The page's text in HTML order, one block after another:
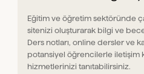
Eğitim ve öğretim sektöründe
sitenizi oluşturarak bilgi ve
Ders notları, online dersler ve
potansiyel öğrencilerle iletişim
hizmetlerinizi tanıtabilirsiniz.